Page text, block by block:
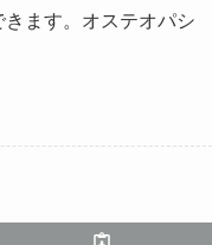
ます。オステオパシ